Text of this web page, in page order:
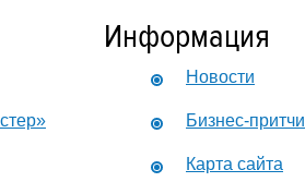
Информация
Новости
Бизнес-притчи
Карта сайта